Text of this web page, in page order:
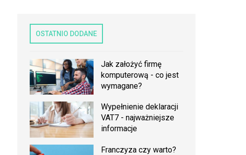
OSTATNIO DODANE
Jak założyć firmę
komputerową - co jest
wymagane?
Wypełnienie deklaracji
VAT7 - najważniejsze
informacje
Franczyza czy warto?